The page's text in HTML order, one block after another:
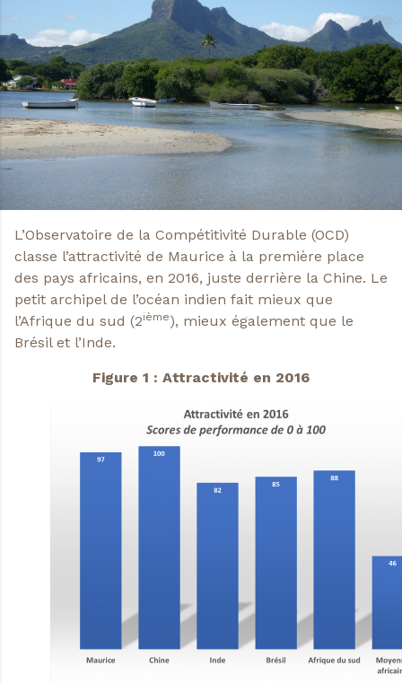
L’Observatoire de la Compétitivité Durable (OCD)
classe l’attractivité de Maurice à la première place
des pays africains, en 2016, juste derrière la Chine. Le
petit archipel de l’océan indien fait mieux que
l’Afrique du sud (2ième), mieux également que le
Brésil et l’Inde.
Figure 1 : Attractivité en 2016